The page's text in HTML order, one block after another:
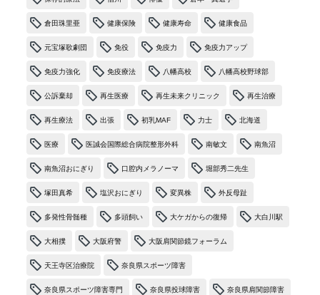
倉田珠里亜 健康保険 健康寿命 健康食品
元宝塚歌劇団 免役 免疫力 免疫力アップ
免疫力強化 免疫療法 八幡高校 八幡高校野球部
公訴棄却 再生医療 再生未来クリニック 再生治療
再生療法 出張 初乳MAF 力士 北海道
医療 医誠会国際総合病院整形外科 南敏文 南魚沼
南魚沼おにぎり 口腔内メラノーマ 堀部秀二先生
塚田真希 塩沢おにぎり 変異株 外反母趾
多発性骨髄種 多頭飼い 大ケガからの復帰 大白川駅
大相撲 大阪府警 大阪肩関節鏡フォーラム
天王寺区治療院 奈良県スポーツ障害
奈良県スポーツ障害専門 奈良県投球障害 奈良県肩関節障害